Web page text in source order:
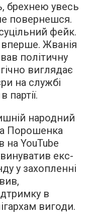
брехнею увесь
повернешся.
фейк.
Жванія
політичну
виглядає
на службі
народний
Порошенка
на YouTube
екс-
у захопленні
в
вигоди.